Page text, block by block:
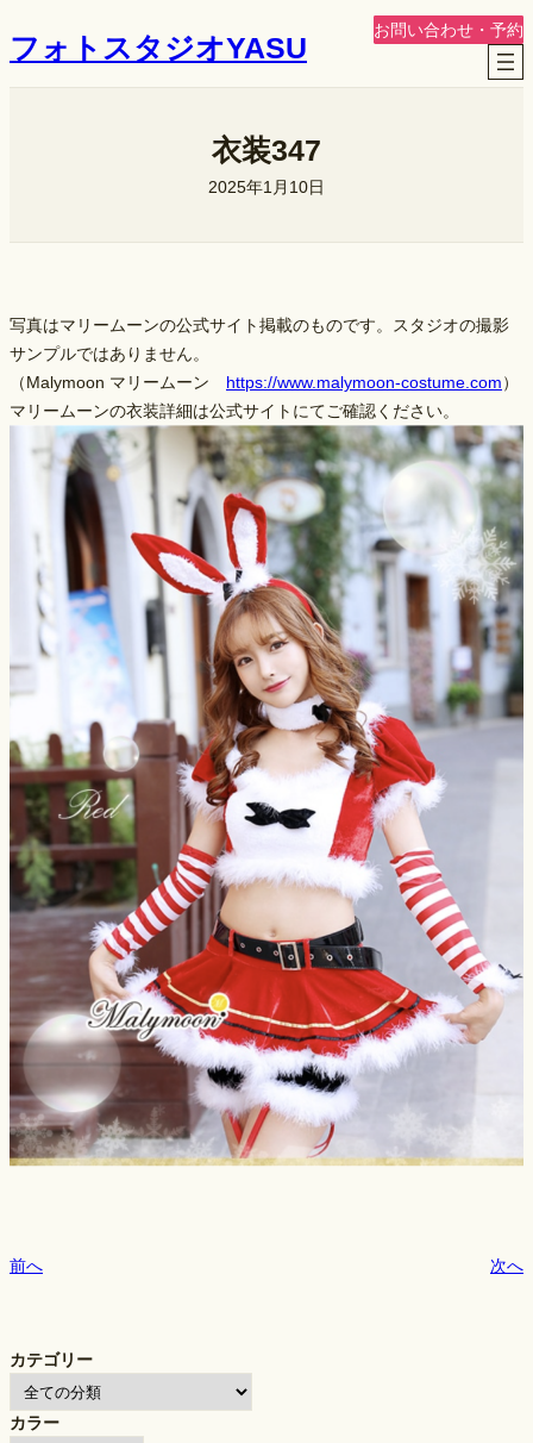
容
フォトスタジオYASU
お問い合わせ・予約
衣装347
2025年1月10日
写真はマリームーンの公式サイト掲載のものです。スタジオの撮影
サンプルではありません。
（Malymoon マリームーン https://www.malymoon-costume.com）
マリームーンの衣装詳細は公式サイトにてご確認ください。
前へ 次へ
カテゴリー
カラー